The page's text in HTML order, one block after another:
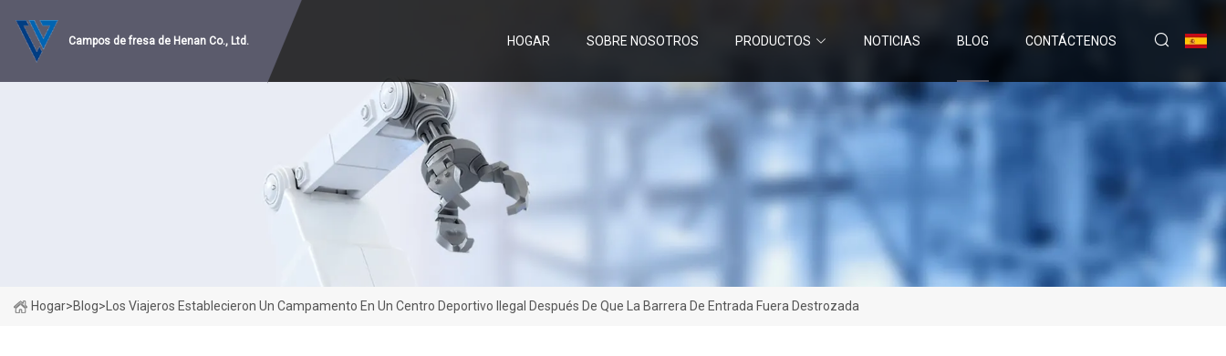
Campos de fresa de Henan Co., Ltd. HOGAR SOBRE NOSOTROS PRODUCTOS NOTICIAS BLOG CONTÁCTENOS
Hogar>Blog> Los Viajeros Establecieron Un Campamento En Un Centro Deportivo Ilegal Después De Que La Barrera De Entrada Fuera Destrozada